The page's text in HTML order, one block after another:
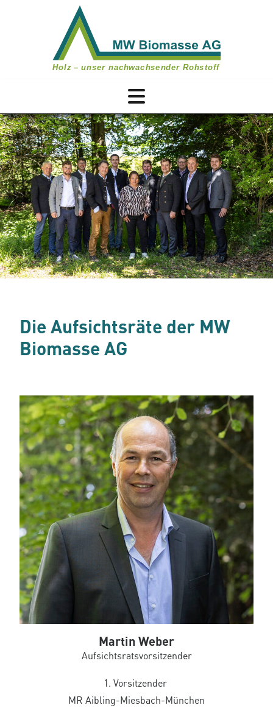
Die Aufsichtsräte der MW
Biomasse AG
Martin Weber
Aufsichtsratsvorsitzender
1. Vorsitzender
MR Aibling-Miesbach-München